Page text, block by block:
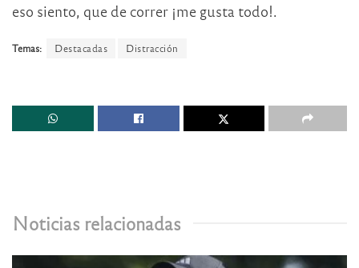
eso siento, que de correr ¡me gusta todo!.
Temas: Destacadas Distracción
Noticias relacionadas